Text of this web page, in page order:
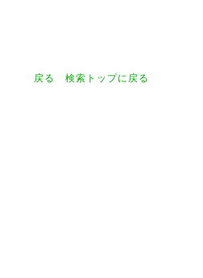
戻る 検索トップに戻る